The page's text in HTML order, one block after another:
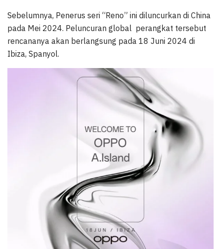
Sebelumnya, Penerus seri “Reno” ini diluncurkan di China
pada Mei 2024. Peluncuran global perangkat tersebut
rencananya akan berlangsung pada 18 Juni 2024 di
Ibiza, Spanyol.